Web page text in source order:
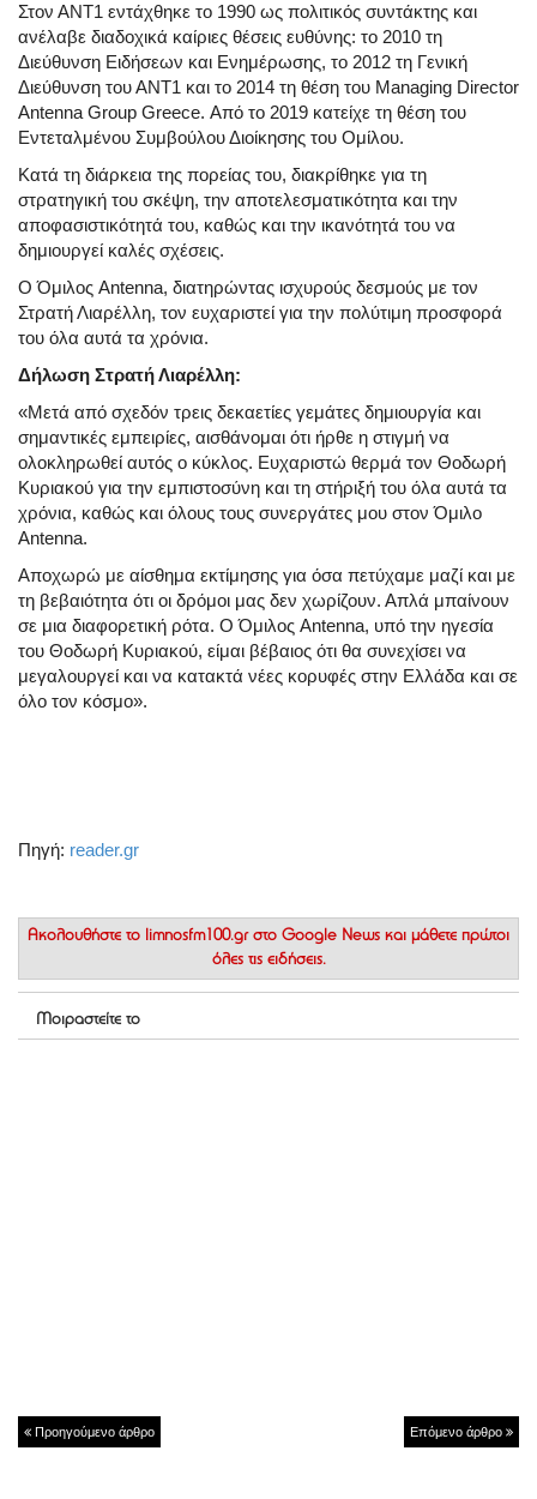
Στον ΑΝΤ1 εντάχθηκε το 1990 ως πολιτικός συντάκτης και
ανέλαβε διαδοχικά καίριες θέσεις ευθύνης: το 2010 τη
Διεύθυνση Ειδήσεων και Ενημέρωσης, το 2012 τη Γενική
Διεύθυνση του ΑΝΤ1 και το 2014 τη θέση του Managing Director
Antenna Group Greece. Από το 2019 κατείχε τη θέση του
Εντεταλμένου Συμβούλου Διοίκησης του Ομίλου.
Κατά τη διάρκεια της πορείας του, διακρίθηκε για τη
στρατηγική του σκέψη, την αποτελεσματικότητα και την
αποφασιστικότητά του, καθώς και την ικανότητά του να
δημιουργεί καλές σχέσεις.
Ο Όμιλος Antenna, διατηρώντας ισχυρούς δεσμούς με τον
Στρατή Λιαρέλλη, τον ευχαριστεί για την πολύτιμη προσφορά
του όλα αυτά τα χρόνια.
Δήλωση Στρατή Λιαρέλλη:
«Μετά από σχεδόν τρεις δεκαετίες γεμάτες δημιουργία και
σημαντικές εμπειρίες, αισθάνομαι ότι ήρθε η στιγμή να
ολοκληρωθεί αυτός ο κύκλος. Ευχαριστώ θερμά τον Θοδωρή
Κυριακού για την εμπιστοσύνη και τη στήριξή του όλα αυτά τα
χρόνια, καθώς και όλους τους συνεργάτες μου στον Όμιλο
Antenna.
Αποχωρώ με αίσθημα εκτίμησης για όσα πετύχαμε μαζί και με
τη βεβαιότητα ότι οι δρόμοι μας δεν χωρίζουν. Απλά μπαίνουν
σε μια διαφορετική ρότα. Ο Όμιλος Antenna, υπό την ηγεσία
του Θοδωρή Κυριακού, είμαι βέβαιος ότι θα συνεχίσει να
μεγαλουργεί και να κατακτά νέες κορυφές στην Ελλάδα και σε
όλο τον κόσμο».
Πηγή: reader.gr
Ακολουθήστε το limnosfm100.gr στο Google News και μάθετε πρώτοι
όλες τις ειδήσεις.
Μοιραστείτε το
Προηγούμενο άρθρο Επόμενο άρθρο